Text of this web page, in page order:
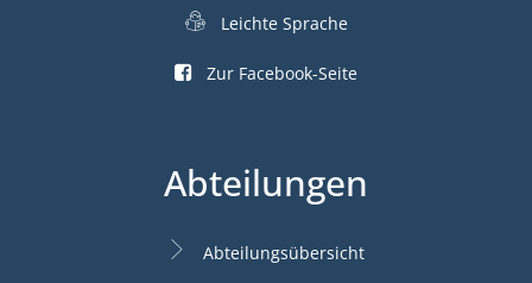
Leichte Sprache
Zur Facebook-Seite
Abteilungen
Abteilungsübersicht